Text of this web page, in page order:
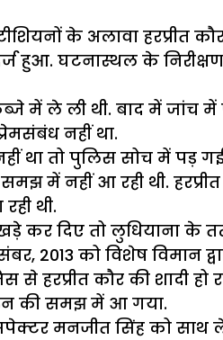
के अलावा हरप्रीत
हुआ. घटनास्थल के
में ले ली थी. बाद में जांच
नहीं था.
था तो पुलिस सोच में
में नहीं आ रही थी.
थी.
कर दिए तो लुधियाना
को विशेष विमान
कौर की शादी हो
की समझ में आ गया.
मनजीत सिंह को